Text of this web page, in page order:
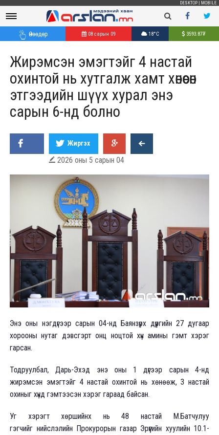
DESKTOP MOBILE
Өнөөдөр 08 сарын 09 18°C 3593.87₮
Жирэмсэн эмэгтэйг 4 настай
охинтой нь хутгалж хамт хөнөөсөн
этгээдийн шүүх хурал энэ
сарын 6-нд болно
Жиргэх
 2026 оны 5 сарын 04
Энэ оны нэгдүгээр сарын 04-нд Баянзүрх дүүргийн 27 дугаар
хорооны нутаг дэвсгэрт онц ноцтой хүн амины гэмт хэрэг
гарсан.
Тодруулбал, Дарь-Эхэд энэ оны 1 дүгээр сарын 4-нд
жирэмсэн эмэгтэйг 4 настай охинтой нь хөнөөж, 3 настай
охиныг хүнд гэмтээсэн хэрэг гараад байсан.
Уг хэрэгт хөршийнх нь 48 настай М.Батчулуу
гэгчийг нийслэлийн Прокурорын газар Эрүүгийн хуулийн 10.1-